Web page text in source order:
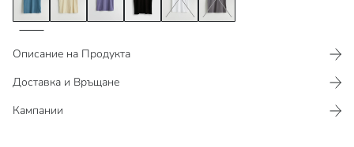
Описание на Продукта
Доставка и Връщане
Кампании